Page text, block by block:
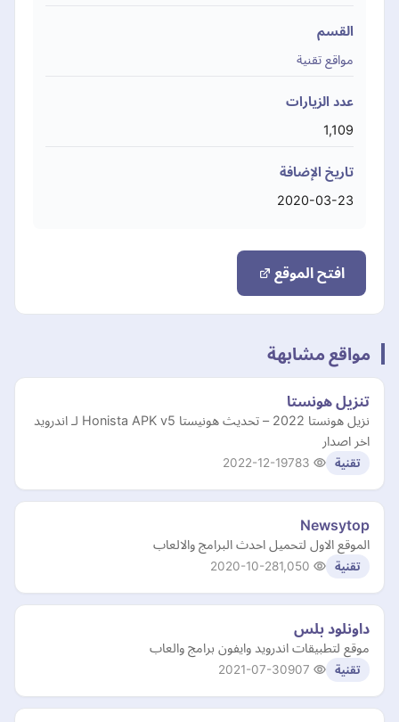
القسم
مواقع تقنية
عدد الزيارات
1,109
تاريخ الإضافة
2020-03-23
افتح الموقع
مواقع مشابهة
تنزيل هونستا
نزيل هونستا 2022 – تحديث هونيستا Honista APK v5 لـ اندرويد
اخر اصدار
تقنية 2022-12-19
Newsytop
الموقع الاول لتحميل احدث البرامج والالعاب
تقنية 2020-10-28
داونلود بلس
موقع لتطبيقات اندرويد وايفون برامج والعاب
تقنية 2021-07-30